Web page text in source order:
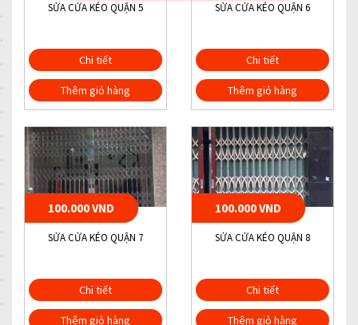
SỬA CỬA KÉO QUẬN 5
Chi tiết
Thêm giỏ hàng
SỬA CỬA KÉO QUẬN 6
Chi tiết
Thêm giỏ hàng
100.000 VND
SỬA CỬA KÉO QUẬN 7
Chi tiết
Thêm giỏ hàng
100.000 VND
SỬA CỬA KÉO QUẬN 8
Chi tiết
Thêm giỏ hàng